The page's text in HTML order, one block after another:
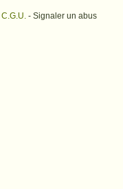
C.G.U. - Signaler un abus